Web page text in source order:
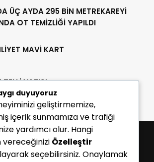
ÜÇ AYDA 295 BİN METREKAREYİ
OT TEMİZLİĞİ YAPILDI
MAVİ KART
TELLİ YAZISI
duyuyoruz
geliştirmemize,
içerik sunmamıza ve trafiği
yardımcı olur. Hangi
vereceğinizi Özelleştir
seçebilirsiniz. Onaylamak